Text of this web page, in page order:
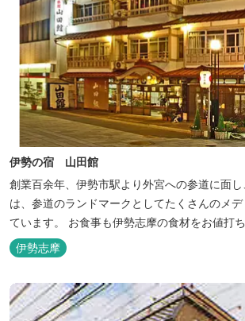
伊勢の宿 山田館
創業百余年、伊勢市駅より外宮への参道に面
は、参道のランドマークとしてたくさんのメ
ています。 お食事も伊勢志摩の食材をお値打
評いただいています。
伊勢志摩